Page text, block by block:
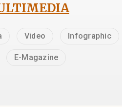
Video Infographic
E-Magazine